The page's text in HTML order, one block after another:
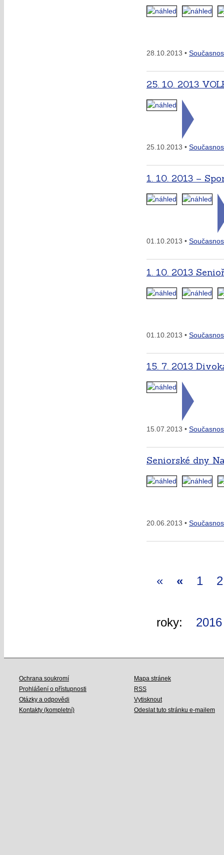
28.10.2013 •
25. 10. 2013
25.10.2013 •
1. 10. 2013 –
01.10.2013 •
1. 10. 2013
01.10.2013 •
15. 7. 2013
15.07.2013 •
Seniorské dny
20.06.2013 •
« « 1 2
roky: 2016
Ochrana soukromí
Prohlášení o přístupnosti
Otázky a odpovědi
Kontakty (kompletní)
Mapa stránek
RSS
Vytisknout
Odeslat tuto stránku e-mailem